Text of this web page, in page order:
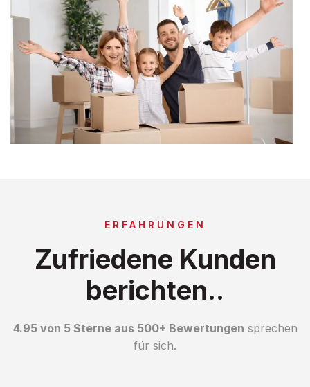
ERFAHRUNGEN
Zufriedene Kunden
berichten..
4.95 von 5 Sterne aus 500+ Bewertungen sprechen
für sich.